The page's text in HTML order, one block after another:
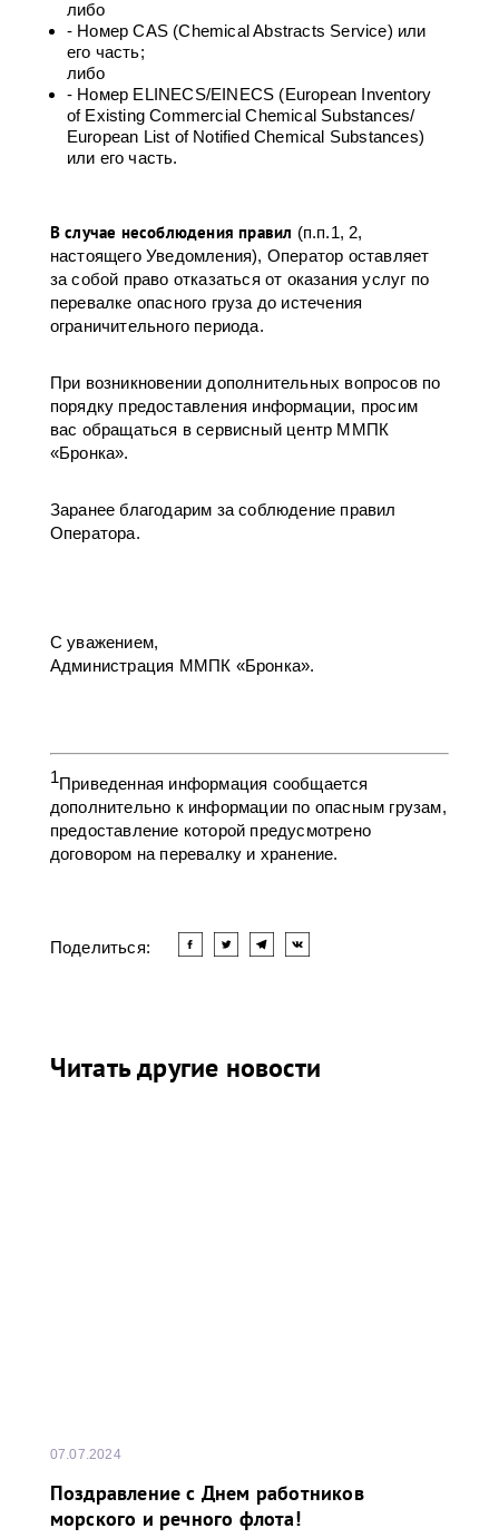
либо
- Номер CAS (Chemical Abstracts Service) или
его часть;
либо
- Номер ELINECS/EINECS (European Inventory
of Existing Commercial Chemical Substances/
European List of Notified Chemical Substances)
или его часть.
В случае несоблюдения правил (п.п.1, 2,
настоящего Уведомления), Оператор оставляет
за собой право отказаться от оказания услуг по
перевалке опасного груза до истечения
ограничительного периода.
При возникновении дополнительных вопросов по
порядку предоставления информации, просим
вас обращаться в сервисный центр ММПК
«Бронка».
Заранее благодарим за соблюдение правил
Оператора.
С уважением,
Администрация ММПК «Бронка».
1Приведенная информация сообщается
дополнительно к информации по опасным грузам,
предоставление которой предусмотрено
договором на перевалку и хранение.
Поделиться:
Читать другие новости
07.07.2024
Поздравление с Днем работников
морского и речного флота!